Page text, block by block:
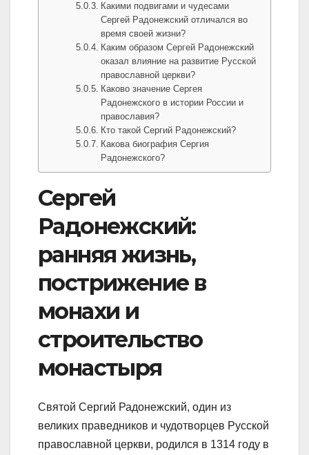
Какими подвигами и чудесами
Сергей Радонежский отличался во
время своей жизни?
Каким образом Сергей Радонежский
оказал влияние на развитие Русской
православной церкви?
Каково значение Сергея
Радонежского в истории России и
православия?
Кто такой Сергий Радонежский?
Какова биография Сергия
Радонежского?
Сергей
Радонежский:
ранняя жизнь,
пострижение в
монахи и
строительство
монастыря
Святой Сергий Радонежский, один из
великих праведников и чудотворцев Русской
православной церкви, родился в 1314 году в